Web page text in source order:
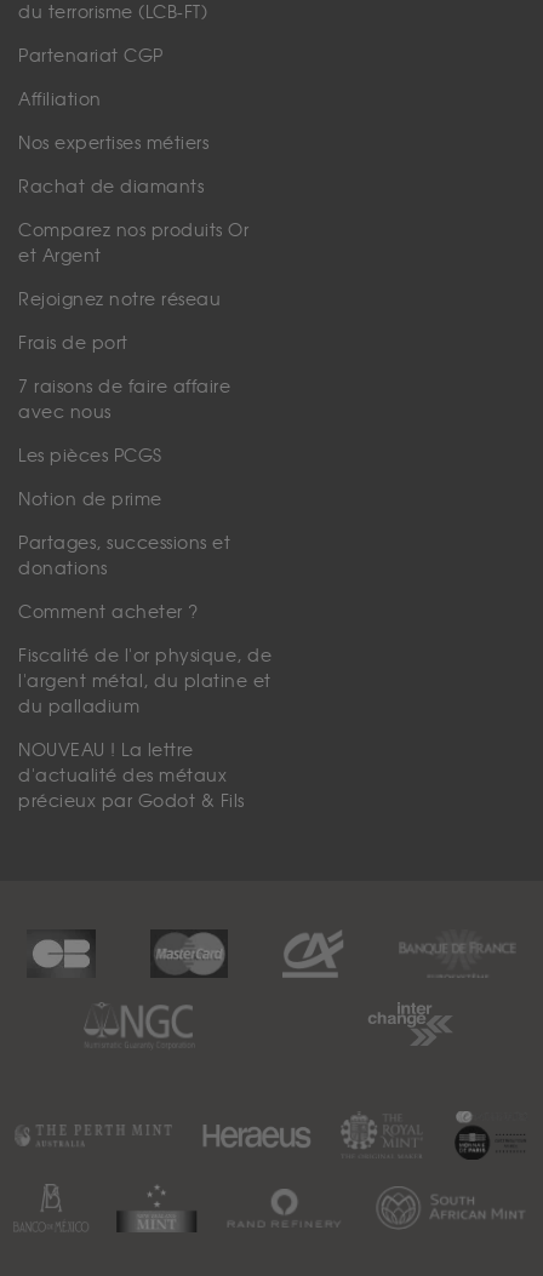
du terrorisme (LCB-FT)
Partenariat CGP
Affiliation
Nos expertises métiers
Rachat de diamants
Comparez nos produits Or
et Argent
Rejoignez notre réseau
Frais de port
7 raisons de faire affaire
avec nous
Les pièces PCGS
Notion de prime
Partages, successions et
donations
Comment acheter ?
Fiscalité de l'or physique, de
l'argent métal, du platine et
du palladium
NOUVEAU ! La lettre
d'actualité des métaux
précieux par Godot & Fils